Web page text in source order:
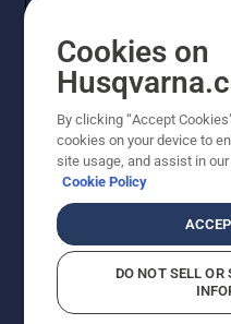
Cookies on
By clicking “Accept
cookies on your device to
site usage, and assist in
Cookie Policy
DO NOT SELL OR